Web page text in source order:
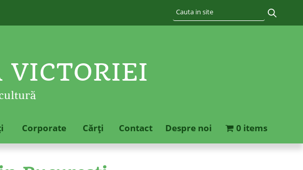
VICTORIEI
Corporate Cărţi Contact Despre noi 0 items